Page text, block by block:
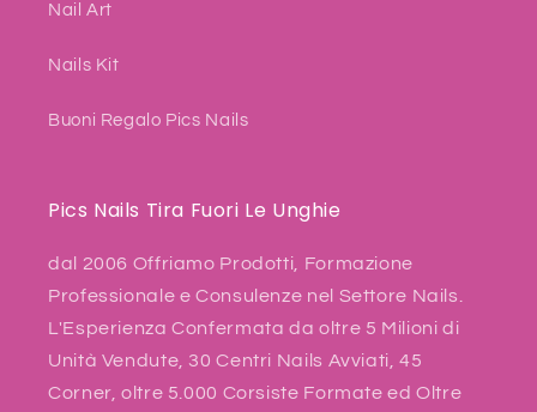
Nail Art
Nails Kit
Buoni Regalo Pics Nails
Pics Nails Tira Fuori Le Unghie
dal 2006 Offriamo Prodotti, Formazione
Professionale e Consulenze nel Settore Nails.
L'Esperienza Confermata da oltre 5 Milioni di
Unità Vendute, 30 Centri Nails Avviati, 45
Corner, oltre 5.000 Corsiste Formate ed Oltre